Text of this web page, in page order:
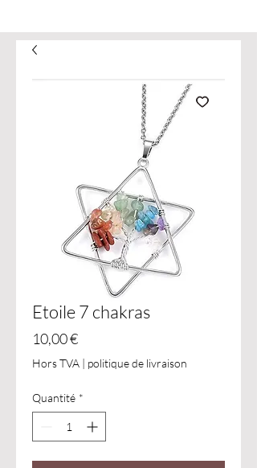
Etoile 7 chakras
10,00 €Prix
Hors TVA | politique de livraison
Quantité *